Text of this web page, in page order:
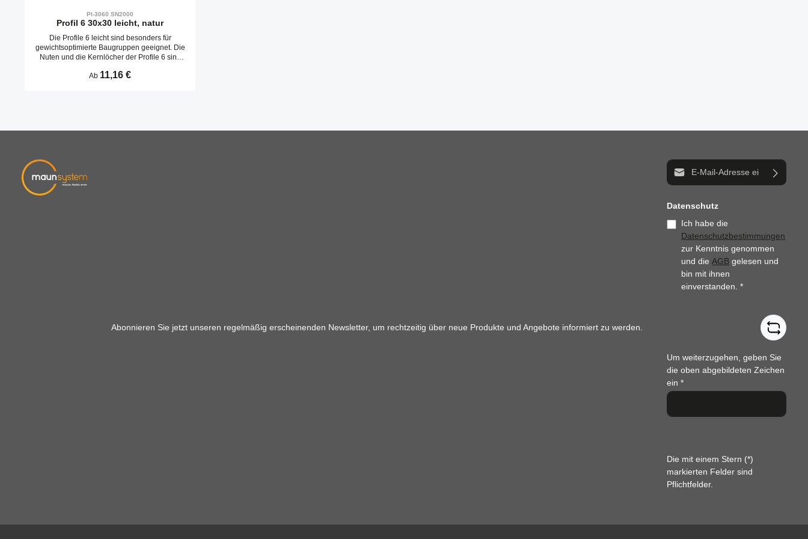
PI-3060 SN2000
Profil 6 30x30 leicht, natur
Die Profile 6 leicht sind besonders für
gewichtsoptimierte Baugruppen geeignet. Die
Nuten und die Kernlöcher der Profile 6 sind
Regulärer Preis:
Ab 11,16 €
Abonnieren Sie jetzt unseren regelmäßig erscheinenden Newsletter, um rechtzeitig über neue Produkte und Angebote informiert zu werden.
E-Mail-Adresse*
Datenschutz
Ich habe die
Datenschutzbestimmungen
zur Kenntnis genommen
und dieAGB gelesen und
bin mit ihnen
einverstanden.*
Um weiterzugehen, geben Sie
die oben abgebildeten Zeichen
ein*
Die mit einem Stern (*)
markierten Felder sind
Pflichtfelder.